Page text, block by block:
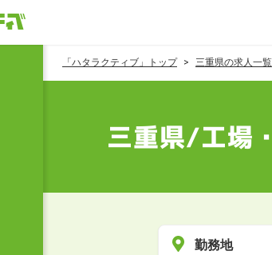
「ハタラクティブ」トップ 三重県の求人一覧
三重県/工場
勤務地